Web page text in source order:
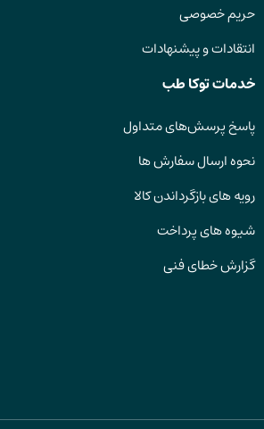
حریم خصوصی
انتقادات و پیشنهادات
خدمات توکا طب
پاسخ پرسش‌های متداول
نحوه ارسال سفارش ها
رویه های بازگرداندن کالا
شیوه های پرداخت
گزارش خطای فنی